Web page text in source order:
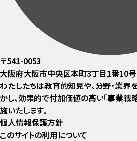
〒541-0053
大阪府大阪市中央区本町3丁目1番10
わたしたちは教育的知見や、分野・業界
かし、効果的で付加価値の高い「事業戦
施いたします。
個人情報保護方針
このサイトの利用について